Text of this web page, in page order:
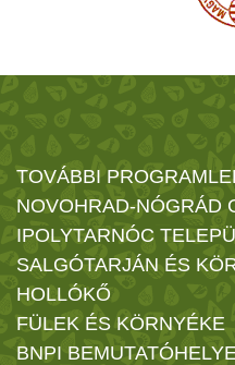
TOVÁBBI
NOVOHRAD-NÓGRÁD
IPOLYTARNÓC
SALGÓTARJÁN ÉS
HOLLÓKŐ
FÜLEK ÉS KÖRNYÉKE
BNPI